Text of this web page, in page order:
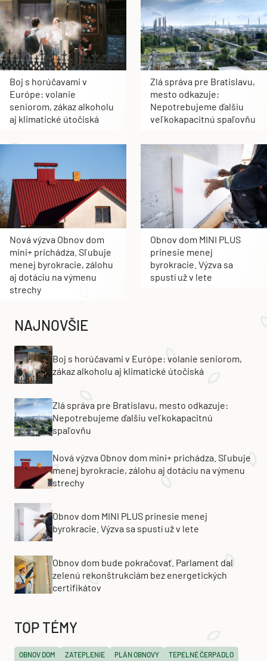
Boj s horúčavami v
Európe: volanie
seniorom, zákaz alkoholu
aj klimatické útočiská
Zlá správa pre Bratislavu,
mesto odkazuje:
Nepotrebujeme ďalšiu
veľkokapacitnú spaľovňu
Nová výzva Obnov dom
mini+ prichádza. Sľubuje
menej byrokracie, zálohu
aj dotáciu na výmenu
strechy
Obnov dom MINI PLUS
prinesie menej
byrokracie. Výzva sa
spustí už v lete
NAJNOVŠIE
Boj s horúčavami v Európe: volanie seniorom,
zákaz alkoholu aj klimatické útočiská
Zlá správa pre Bratislavu, mesto odkazuje:
Nepotrebujeme ďalšiu veľkokapacitnú
spaľovňu
Nová výzva Obnov dom mini+ prichádza. Sľubuje
menej byrokracie, zálohu aj dotáciu na výmenu
strechy
Obnov dom MINI PLUS prinesie menej
byrokracie. Výzva sa spustí už v lete
Obnov dom bude pokračovať. Parlament dal
zelenú rekonštrukciám bez energetických
certifikátov
TOP TÉMY
OBNOV DOM ZATEPLENIE PLÁN OBNOVY TEPELNÉ ČERPADLO